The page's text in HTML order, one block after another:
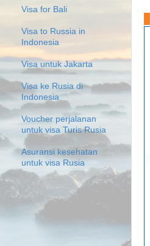
Visa for Bali
Visa to Russia in
Indonesia
Visa untuk Jakarta
Visa ke Rusia di
Indonesia
Voucher perjalanan
untuk visa Turis Rusia
Asuransi kesehatan
untuk visa Rusia